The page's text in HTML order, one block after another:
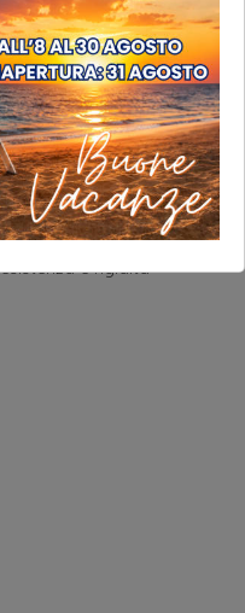
le astine tramite una
gli elementi un corpo
e rigidità